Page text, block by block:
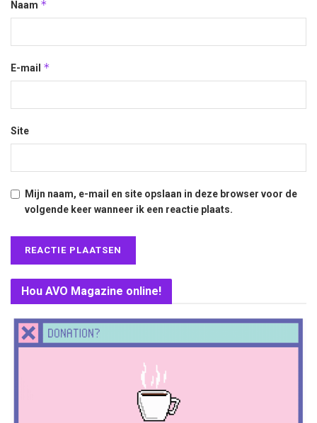
Naam *
E-mail *
Site
Mijn naam, e-mail en site opslaan in deze browser voor de
volgende keer wanneer ik een reactie plaats.
Hou AVO Magazine online!